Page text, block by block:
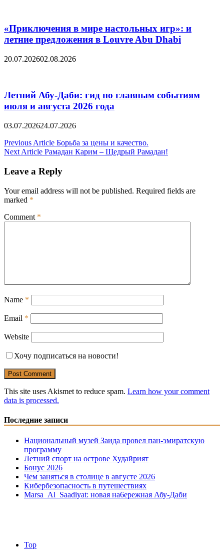
«Приключения в мире настольных игр»: и
летние предложения в Louvre Abu Dhabi
20.07.202602.08.2026
Летний Абу-Даби: гид по главным событиям
июля и августа 2026 года
03.07.202624.07.2026
Post
navigation
Previous Article Борьба за цены и качество.
Next Article Рамадан Карим – Щедрый Рамадан!
Leave a Reply
Your email address will not be published. Required fields are
marked *
Comment *
Name *
Email *
Website
Хочу подписаться на новости!
This site uses Akismet to reduce spam. Learn how your comment
data is processed.
Последние записи
Национальный музей Заида провел пан-эмиратскую
программу
Летний спорт на острове Худайрият
Бонус 2026
Чем заняться в столице в августе 2026
Кибербезопасность в путешествиях
Marsa Al Saadiyat: новая на6ережная Абу-Даби
Top